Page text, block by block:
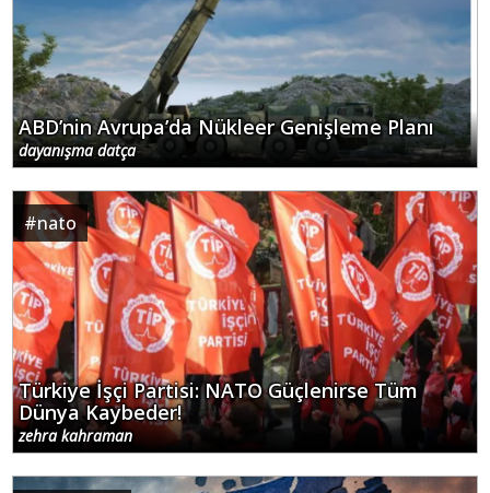
ABD’nin Avrupa’da Nükleer Genişleme Planı
dayanışma datça
#nato
Türkiye İşçi Partisi: NATO Güçlenirse Tüm
Dünya Kaybeder!
zehra kahraman